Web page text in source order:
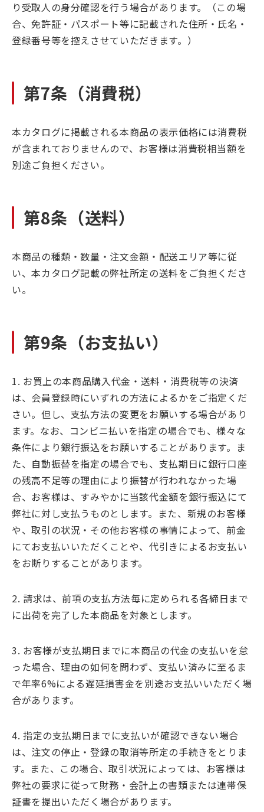
り受取人の身分確認を行う場合があります。（この場
合、免許証・パスポート等に記載された住所・氏名・
登録番号等を控えさせていただきます。）
第7条（消費税）
本カタログに掲載される本商品の表示価格には消費税
が含まれておりませんので、お客様は消費税相当額を
別途ご負担ください。
第8条（送料）
本商品の種類・数量・注文金額・配送エリア等に従
い、本カタログ記載の弊社所定の送料をご負担くださ
い。
第9条（お支払い）
1. お買上の本商品購入代金・送料・消費税等の決済
は、会員登録時にいずれの方法によるかをご指定くだ
さい。但し、支払方法の変更をお願いする場合があり
ます。なお、コンビニ払いを指定の場合でも、様々な
条件により銀行振込をお願いすることがあります。ま
た、自動振替を指定の場合でも、支払期日に銀行口座
の残高不足等の理由により振替が行われなかった場
合、お客様は、すみやかに当該代金額を銀行振込にて
弊社に対し支払うものとします。また、新規のお客様
や、取引の状況・その他お客様の事情によって、前金
にてお支払いいただくことや、代引きによるお支払い
をお断りすることがあります。
2. 請求は、前項の支払方法毎に定められる各締日まで
に出荷を完了した本商品を対象とします。
3. お客様が支払期日までに本商品の代金の支払いを怠
った場合、理由の如何を問わず、支払い済みに至るま
で年率6%による遅延損害金を別途お支払いいただく場
合があります。
4. 指定の支払期日までに支払いが確認できない場合
は、注文の停止・登録の取消等所定の手続きをとりま
す。また、この場合、取引状況によっては、お客様は
弊社の要求に従って財務・会計上の書類または連帯保
証書を提出いただく場合があります。